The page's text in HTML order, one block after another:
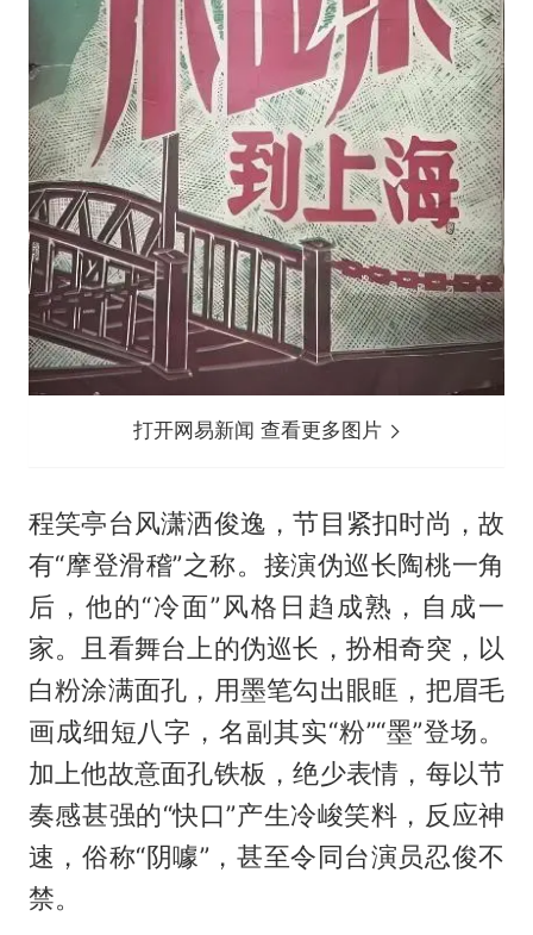
打开网易新闻 查看更多图片
程笑亭台风潇洒俊逸，节目紧扣时尚，故
有“摩登滑稽”之称。接演伪巡长陶桃一角
后，他的“冷面”风格日趋成熟，自成一
家。且看舞台上的伪巡长，扮相奇突，以
白粉涂满面孔，用墨笔勾出眼眶，把眉毛
画成细短八字，名副其实“粉”“墨”登场。
加上他故意面孔铁板，绝少表情，每以节
奏感甚强的“快口”产生冷峻笑料，反应神
速，俗称“阴噱”，甚至令同台演员忍俊不
禁。